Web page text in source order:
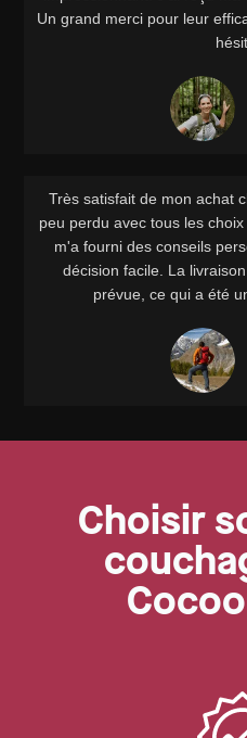
Un grand merci pour leur
Très satisfait de mon achat
peu perdu avec tous les
m'a fourni des conseils
décision facile. La
prévue, ce qui a été
Choisir